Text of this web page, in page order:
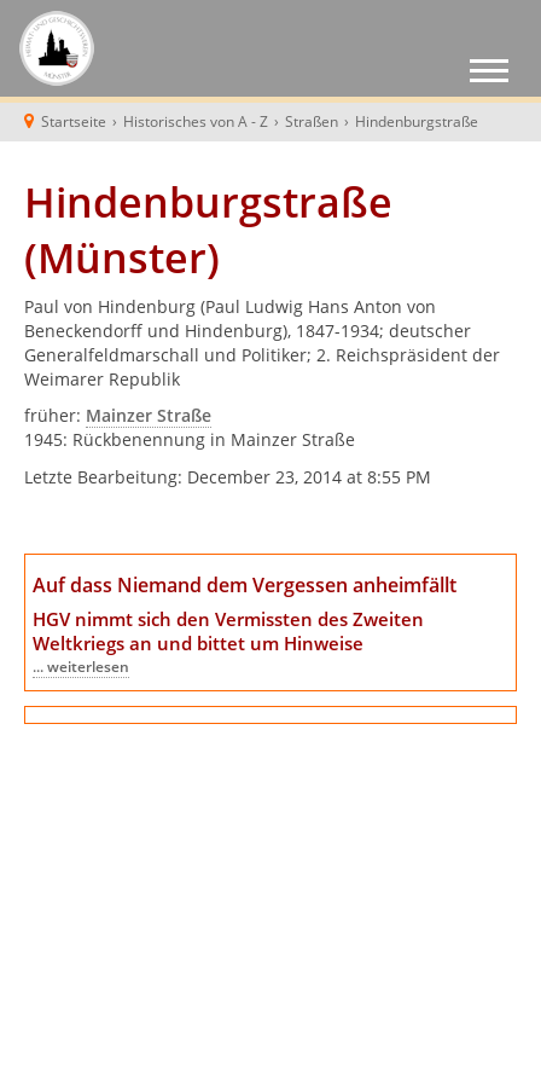
Startseite › Historisches von A - Z › Straßen › Hindenburgstraße
Hindenburgstraße
(Münster)
Paul von Hindenburg (Paul Ludwig Hans Anton von
Beneckendorff und Hindenburg), 1847-1934; deutscher
Generalfeldmarschall und Politiker; 2. Reichspräsident der
Weimarer Republik
früher: Mainzer Straße
1945: Rückbenennung in Mainzer Straße
Letzte Bearbeitung: December 23, 2014 at 8:55 PM
Auf dass Niemand dem Vergessen anheimfällt
HGV nimmt sich den Vermissten des Zweiten
Weltkriegs an und bittet um Hinweise
... weiterlesen